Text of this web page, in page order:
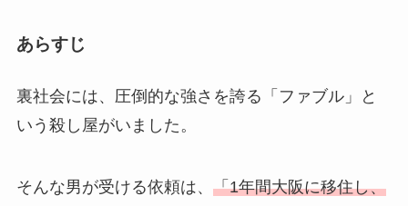
あらすじ
裏社会には、圧倒的な強さを誇る「ファブル」と
いう殺し屋がいました。
そんな男が受ける依頼は、 「1年間大阪に移住し、